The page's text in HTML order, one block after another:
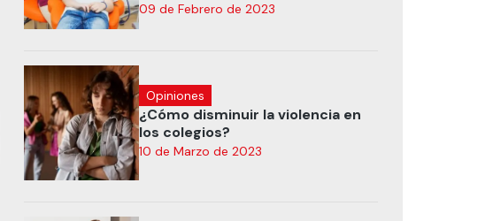
09 de Febrero de 2023
Opiniones
¿Cómo disminuir la violencia en
los colegios?
10 de Marzo de 2023